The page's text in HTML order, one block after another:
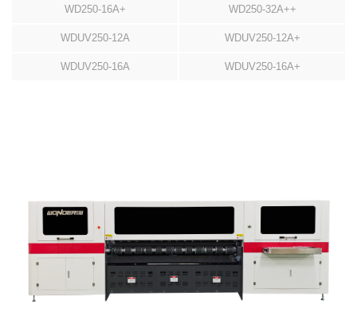
WD250-16A+ WD250-32A++
WDUV250-12A WDUV250-12A+
WDUV250-16A WDUV250-16A+